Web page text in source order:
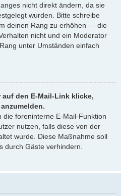
nicht direkt ändern, da sie
wurden. Bitte schreibe
deinen Rang zu erhöhen — die
nicht und ein Moderator
unter Umständen einfach
den E-Mail-Link klicke,
foreninterne E-Mail-Funktion
nutzen, falls diese von der
wurde. Diese Maßnahme soll
durch Gäste verhindern.